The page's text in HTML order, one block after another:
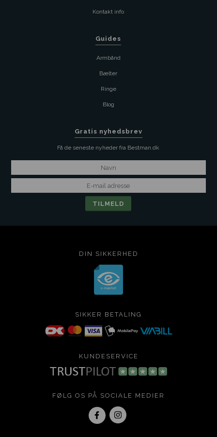
Kontakt info
Guides
Armbånd
Bælter
Ringe
Blog
Gratis nyhedsbrev
Få de seneste nyheder fra Bestman.dk
DIN SIKKERHED
SIKKER BETALING
KUNDESERVICE
FØLG OS PÅ SOCIALE MEDIER